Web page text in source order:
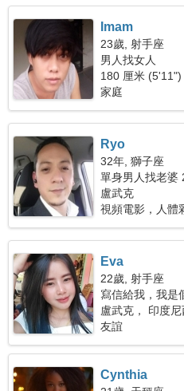
Imam
23歲, 射手座
男人找女人
180 厘米
家庭
Ryo
32年, 獅子座
單身男人找老婆
盧武克
視頻電影，人體
Eva
22歲, 射手座
寫信給我，我是
盧武克， 印度尼
友誼
Cynthia